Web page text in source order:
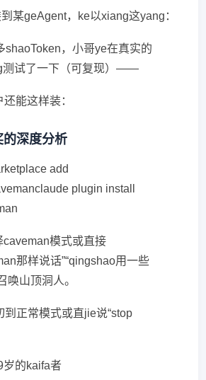
某geAgent，ke以xiang这yang：
shaoToken，小哥ye在真实的
测试了一下（可复现）——
能这样装：
的深度分析
add
plugin install
模式或直接
那样说话”“qingshao用一些
唤山顶洞人。
到正常模式或直jie说“stop
岁的kaifa者